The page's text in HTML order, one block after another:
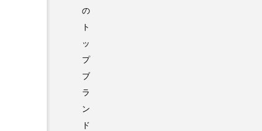
の
ト
ッ
プ
ブ
ラ
ン
ド